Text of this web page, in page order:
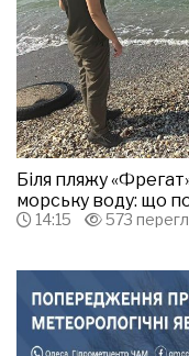
Біля пляжу
морську воду: що
14:15 573